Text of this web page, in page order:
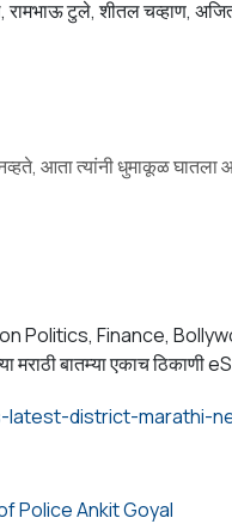
रामभाऊ टुले, शीतल चव्हाण,
आता त्यांनी धुमाकूळ घातला
Politics, Finance,
बातम्या एकाच ठिकाणी
Police Ankit Goyal